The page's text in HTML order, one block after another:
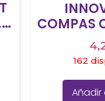
COMPAS
PACK
162
Añadir